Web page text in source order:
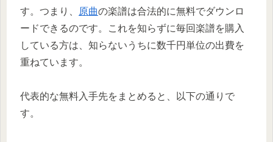
す。つまり、
原曲の楽譜は合法的に無料でダウンロ
ードできるのです。これを知らずに毎回楽譜を購入
している方は、知らないうちに数千円単位の出費を
重ねています。
代表的な無料入手先をまとめると、以下の通りで
す。